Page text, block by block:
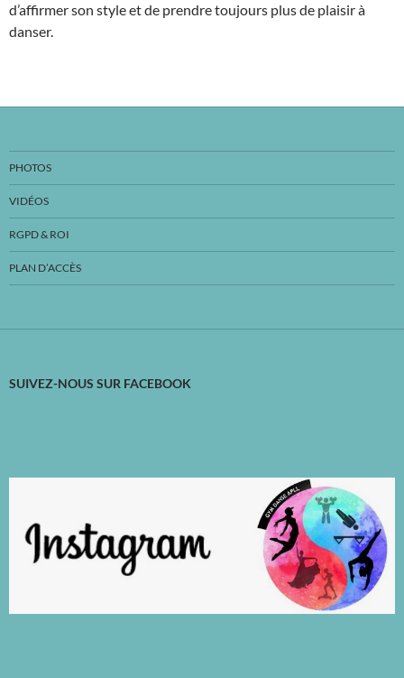
d’affirmer son style et de prendre toujours plus de plaisir à
danser.
PHOTOS
VIDÉOS
RGPD & ROI
PLAN D’ACCÈS
SUIVEZ-NOUS SUR FACEBOOK